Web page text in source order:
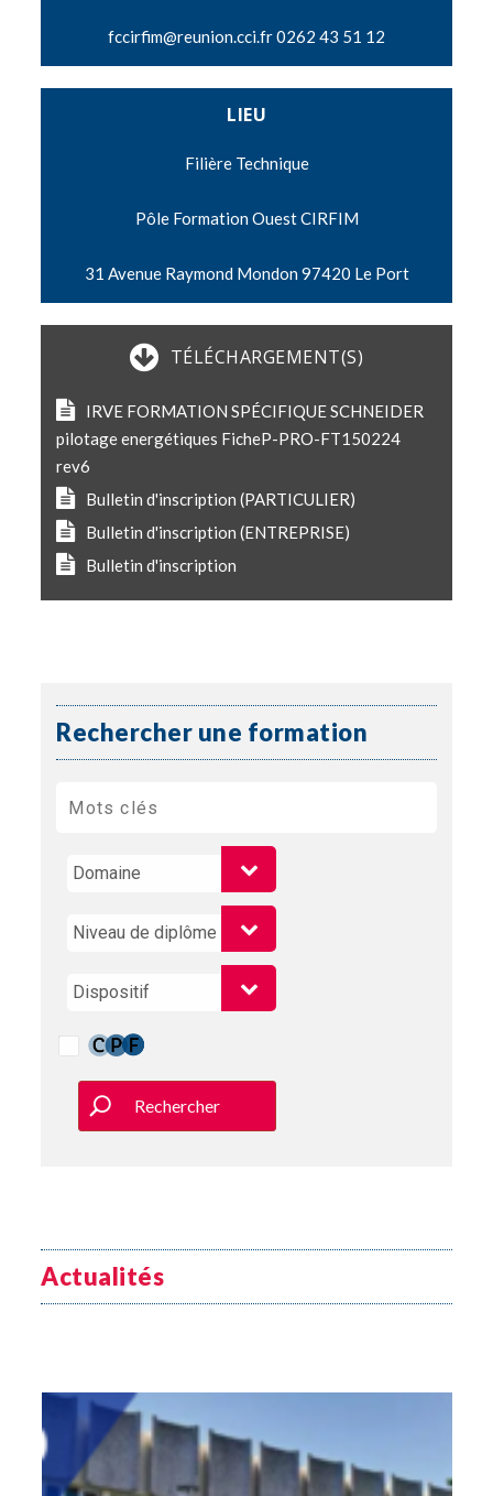
fccirfim@reunion.cci.fr0262 43 51 12
LIEU
Filière Technique
Pôle Formation Ouest CIRFIM
31 Avenue Raymond Mondon 97420 Le Port
TÉLÉCHARGEMENT(S)
IRVE FORMATION SPÉCIFIQUE SCHNEIDER
pilotage energétiques FicheP-PRO-FT150224
rev6
Bulletin d'inscription (PARTICULIER)
Bulletin d'inscription (ENTREPRISE)
Bulletin d'inscription
Rechercher une formation
Rechercher
Actualités